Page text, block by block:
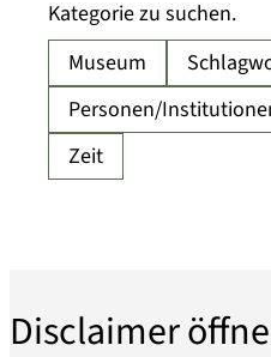
Kategorie zu suchen.
Disclaimer